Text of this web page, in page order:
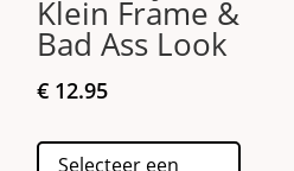
Klein Frame &
Bad Ass Look
€ 12.95
Selecteer een